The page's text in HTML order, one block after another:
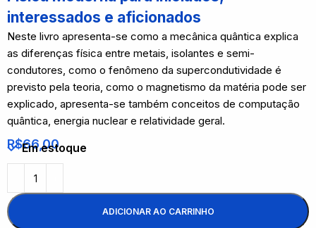
interessados e aficionados
Neste livro apresenta-se como a mecânica quântica explica
as diferenças física entre metais, isolantes e semi-
condutores, como o fenômeno da supercondutividade é
previsto pela teoria, como o magnetismo da matéria pode ser
explicado, apresenta-se também conceitos de computação
quântica, energia nuclear e relatividade geral.
R$66,00
Em estoque
ADICIONAR AO CARRINHO